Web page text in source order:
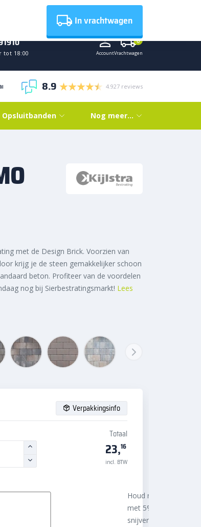
tot 18:00 AccountVrachtwagen
0
8.9 4.927 reviews
Opsluitbanden Nog meer…
met de Design Brick. Voorzien van
krijg je de steen gemakkelijker schoon
beton. Profiteer van de voordelen
nog bij Sierbestratingsmarkt! Lees
Verpakkingsinfo
Totaal
23,16
incl. BTW
Houd rekening
met 5%
snijverlies
In vrachtwagen